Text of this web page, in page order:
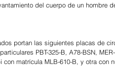
del cuerpo de un hombre
portan las siguientes placas de
PBT-325-B, A78-BSN,
con matrícula MLB-610-B, y otra con